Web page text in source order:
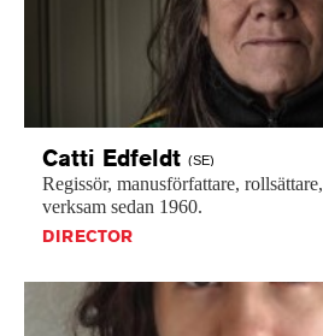
Catti Edfeldt (SE)
Regissör, manusförfattare, rollsättare,
verksam sedan 1960.
DIRECTOR